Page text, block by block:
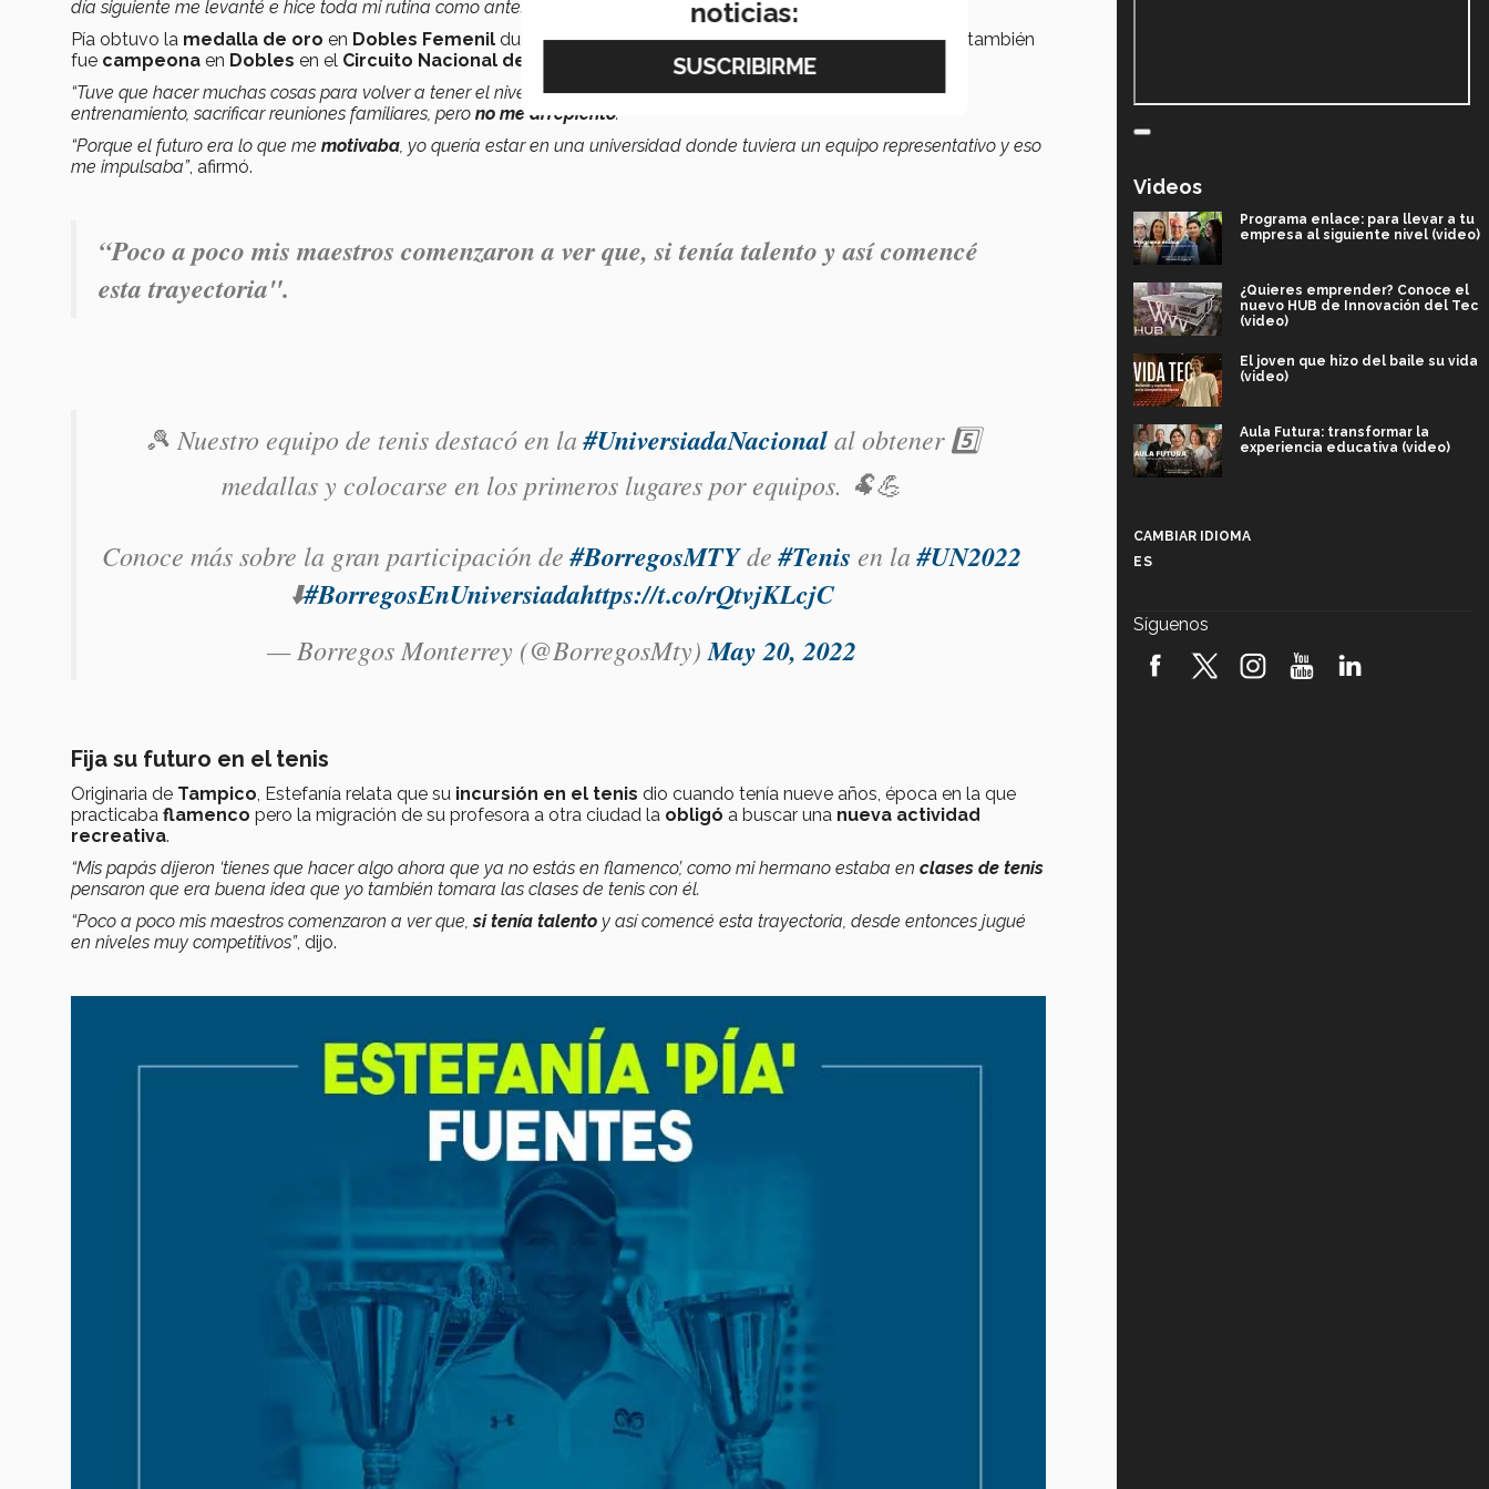
día siguiente me levanté e hice toda mi rutina como antes y regresé a entrenar”, detalló.
Pía obtuvo la medalla de oro en Dobles Femenil durante laUniversiada Nacional en 2019, 2021 y 2022
, también
fue campeona en Dobles en el Circuito Nacional de Tenis Universitario en el 2020 y 2022
“Tuve que hacer muchas cosas para volver a tener el nivel de juego que tenía antes de retirarme, horas extras de
entrenamiento, sacrificar reuniones familiares, pero no me arrepiento.
“Porque el futuro era lo que me motivaba, yo quería estar en una universidad donde tuviera un equipo representativo y eso
me impulsaba”, afirmó.
“Poco a poco mis maestros comenzaron a ver que, si tenía talento y así comencé
esta trayectoria".
🎾 Nuestro equipo de tenis destacó en la#UniversiadaNacionalal obtener 5️⃣
medallas y colocarse en los primeros lugares por equipos. 🐏💪
Conoce más sobre la gran participación de#BorregosMTYde#Tenis en la#UN2022
⬇️#BorregosEnUniversiadahttps://t.co/rQtvjKLcjC
— Borregos Monterrey (@BorregosMty) May 20, 2022
Fija su futuro en el tenis
Originaria de Tampico, Estefanía relata que su incursión en el tenis dio cuando tenía nueve años, época en la que
practicaba flamenco pero la migración de su profesora a otra ciudad la obligó a buscar una nueva actividad
recreativa.
“Mis papás dijeron ‘tienes que hacer algo ahora que ya no estás en flamenco’, como mi hermano estaba en clases de tenis
pensaron que era buena idea que yo también tomara las clases de tenis con él.
“Poco a poco mis maestros comenzaron a ver que,si tenía talento y así comencé esta trayectoria, desde entonces jugué
en niveles muy competitivos”, dijo.
Videos
Programa enlace: para llevar a tu
empresa al siguiente nivel (video)
¿Quieres emprender? Conoce el
nuevo HUB de Innovación del Tec
(video)
El joven que hizo del baile su vida
(video)
Aula Futura: transformar la
experiencia educativa (video)
robótica FIRST 2026! (video)
CAMBIAR IDIOMA
ES
Síguenos
noticias: